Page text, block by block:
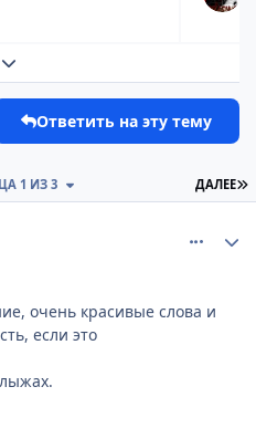
Развернуть обзор темы
Ответить на эту тему
ДАЛЕЕ
1 ИЗ 3
очень красивые слова и
если это